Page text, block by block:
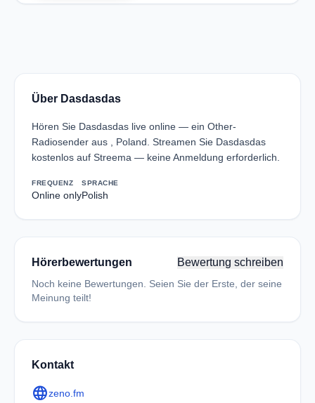
Über Dasdasdas
Hören Sie Dasdasdas live online — ein Other-
Radiosender aus , Poland. Streamen Sie Dasdasdas
kostenlos auf Streema — keine Anmeldung erforderlich.
FREQUENZ
Online only
SPRACHE
Polish
Hörerbewertungen Bewertung schreiben
Noch keine Bewertungen. Seien Sie der Erste, der seine
Meinung teilt!
Kontakt
languagezeno.fm